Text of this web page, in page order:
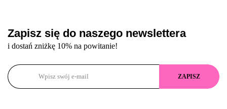
Zapisz się do naszego newslettera
i dostań zniżkę 10% na powitanie!